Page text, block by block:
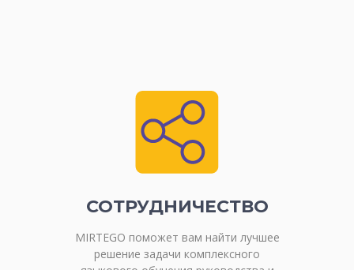
СОТРУДНИЧЕСТВО
MIRTEGO поможет вам найти лучшее
решение задачи комплексного